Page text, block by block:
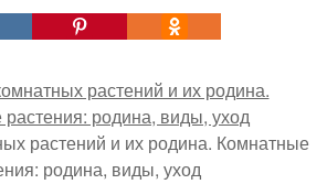
растений и их родина. Комнатные
родина, виды, уход